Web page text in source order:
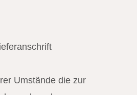
Umstände die zur